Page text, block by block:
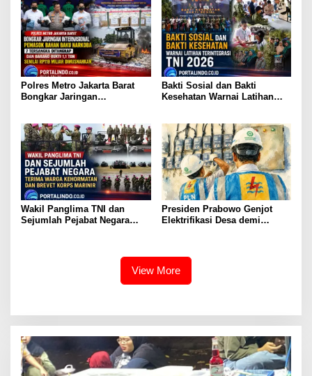
meminta pihak terkait
bergerak
Polres Metro Jakarta Barat
Bongkar Jaringan
Ditangkap dan Barang Bukti
1,1 ton Senilai Rp119 Miliar
Dimusnahkan
Bakti Sosial dan Bakti
Kesehatan Warnai Latihan
Wakil Panglima TNI dan
Sejumlah Pejabat Negara
Presiden Prabowo Genjot
Elektrifikasi Desa demi
View More